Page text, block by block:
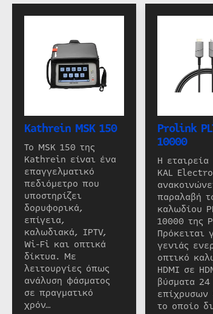
Kathrein MSK 150
Το MSK 150 της
Kathrein είναι ένα
επαγγελματικό
πεδιόμετρο που
υποστηρίζει
δορυφορικά,
επίγεια,
καλωδιακά, IPTV,
Wi-Fi και οπτικά
δίκτυα. Με
λειτουργίες όπως
ανάλυση φάσματος
σε πραγματικό
χρόν…
Prolink
10000
Η εταιρεία
KAL
παραλαβή
καλωδίου
10000 της
Πρόκειται
γενιάς
οπτικό
HDMI σε
βύσματα 24
το οποίο